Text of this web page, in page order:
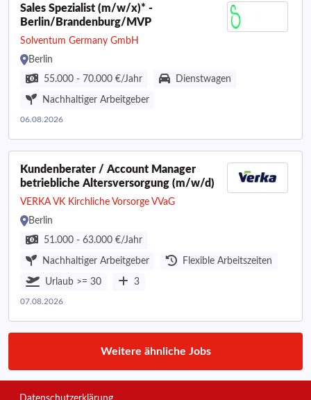
Sales Spezialist (m/w/x)* -
Berlin/Brandenburg/MVP
Solventum Germany GmbH
Berlin
55.000 - 70.000 €/Jahr
Dienstwagen
Nachhaltiger Arbeitgeber
06.08.2026
Kundenberater / Account Manager
betriebliche Altersversorgung (m/w/d)
VERKA VK Kirchliche Vorsorge VVaG
Berlin
51.000 - 63.000 €/Jahr
Nachhaltiger Arbeitgeber Flexible Arbeitszeiten
Urlaub >= 30 3
07.08.2026
Weitere ähnliche Jobs